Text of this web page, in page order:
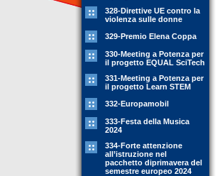
328-Direttive UE contro la
violenza sulle donne
329-Premio Elena Coppa
330-Meeting a Potenza per
il progetto EQUAL SciTech
331-Meeting a Potenza per
il progetto Learn STEM
332-Europamobil
333-Festa della Musica
2024
334-Forte attenzione
all’istruzione nel
pacchetto diprimavera del
semestre europeo 2024